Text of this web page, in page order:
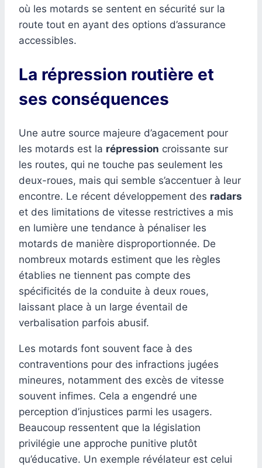
où les motards se sentent en sécurité sur la
route tout en ayant des options d’assurance
accessibles.
La répression routière et
ses conséquences
Une autre source majeure d’agacement pour
les motards est la répression croissante sur
les routes, qui ne touche pas seulement les
deux-roues, mais qui semble s’accentuer à leur
encontre. Le récent développement des radars
et des limitations de vitesse restrictives a mis
en lumière une tendance à pénaliser les
motards de manière disproportionnée. De
nombreux motards estiment que les règles
établies ne tiennent pas compte des
spécificités de la conduite à deux roues,
laissant place à un large éventail de
verbalisation parfois abusif.
Les motards font souvent face à des
contraventions pour des infractions jugées
mineures, notamment des excès de vitesse
souvent infimes. Cela a engendré une
perception d’injustices parmi les usagers.
Beaucoup ressentent que la législation
privilégie une approche punitive plutôt
qu’éducative. Un exemple révélateur est celui